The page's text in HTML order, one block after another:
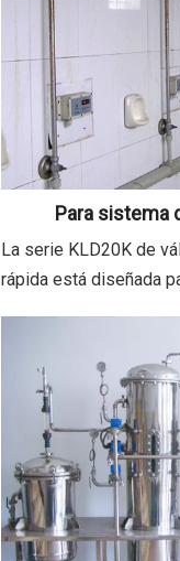
Para sistema
La serie KLD20K de
rápida está diseñada